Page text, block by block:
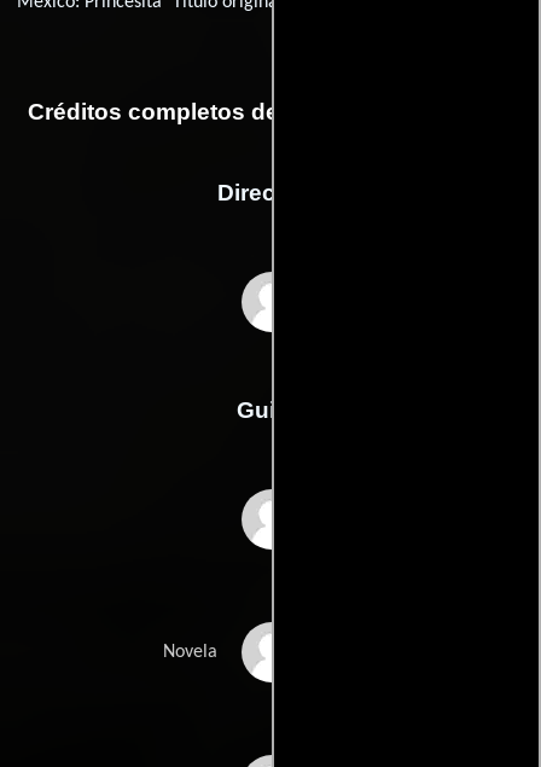
Créditos completos de la película Princesita
Dirección
Guión
Novela